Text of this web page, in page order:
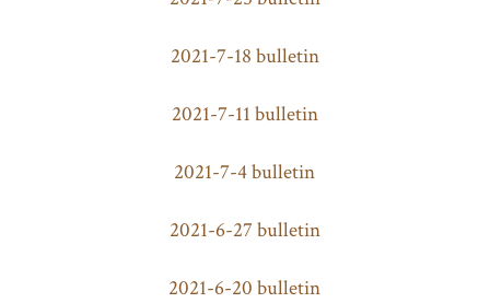
2021-7-18 bulletin
2021-7-11 bulletin
2021-7-4 bulletin
2021-6-27 bulletin
2021-6-20 bulletin